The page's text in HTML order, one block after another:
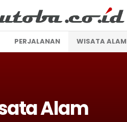
PERJALANAN WISATA ALAM
Alam